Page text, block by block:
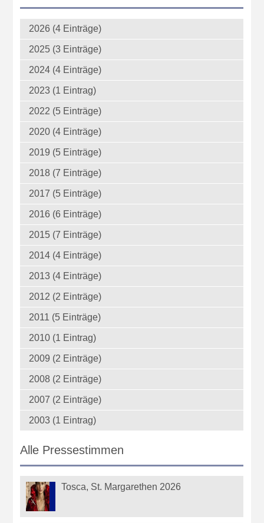
2026 (4 Einträge)
2025 (3 Einträge)
2024 (4 Einträge)
2023 (1 Eintrag)
2022 (5 Einträge)
2020 (4 Einträge)
2019 (5 Einträge)
2018 (7 Einträge)
2017 (5 Einträge)
2016 (6 Einträge)
2015 (7 Einträge)
2014 (4 Einträge)
2013 (4 Einträge)
2012 (2 Einträge)
2011 (5 Einträge)
2010 (1 Eintrag)
2009 (2 Einträge)
2008 (2 Einträge)
2007 (2 Einträge)
2003 (1 Eintrag)
Alle Pressestimmen
Tosca, St. Margarethen 2026